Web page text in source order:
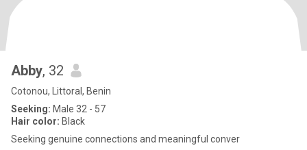
Abby, 32
Cotonou, Littoral, Benin
Seeking: Male 32 - 57
Hair color: Black
Seeking genuine connections and meaningful conver